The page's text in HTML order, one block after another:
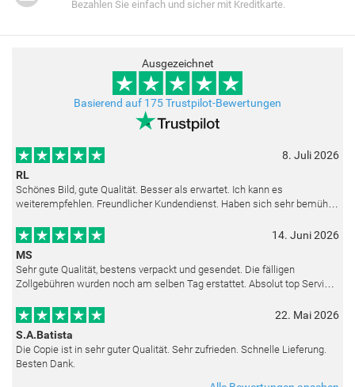
Bezahlen Sie einfach und sicher mit Kreditkarte.
Ausgezeichnet
Basierend auf 175 Trustpilot-Bewertungen
8. Juli 2026
RL
Schönes Bild, gute Qualität. Besser als erwartet. Ich kann es
weiterempfehlen. Freundlicher Kundendienst. Haben sich sehr bemüht
14. Juni 2026
MS
Sehr gute Qualität, bestens verpackt und gesendet. Die fälligen
Zollgebühren wurden noch am selben Tag erstattet. Absolut top Service
22. Mai 2026
S.A.Batista
Die Copie ist in sehr guter Qualität. Sehr zufrieden. Schnelle Lieferung.
Besten Dank.